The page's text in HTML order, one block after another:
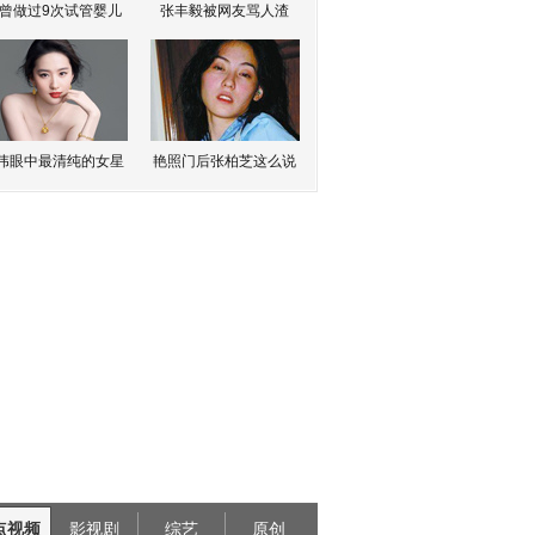
做过9次试管婴儿 张丰毅被网友骂人渣
眼中最清纯的女星 艳照门后张柏芝这么说
视频 影视剧 综艺 原创